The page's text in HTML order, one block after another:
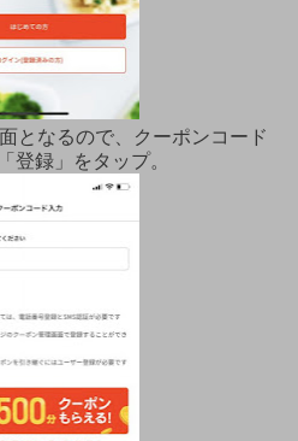
となるので、クーポンコード
登録」をタップ。